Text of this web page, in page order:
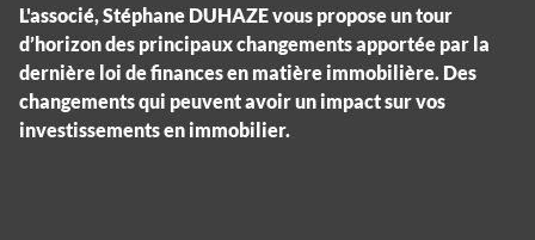
L'associé, Stéphane DUHAZE vous propose un tour
d’horizon des principaux changements apportée par la
dernière loi de finances en matière immobilière. Des
changements qui peuvent avoir un impact sur vos
investissements en immobilier.